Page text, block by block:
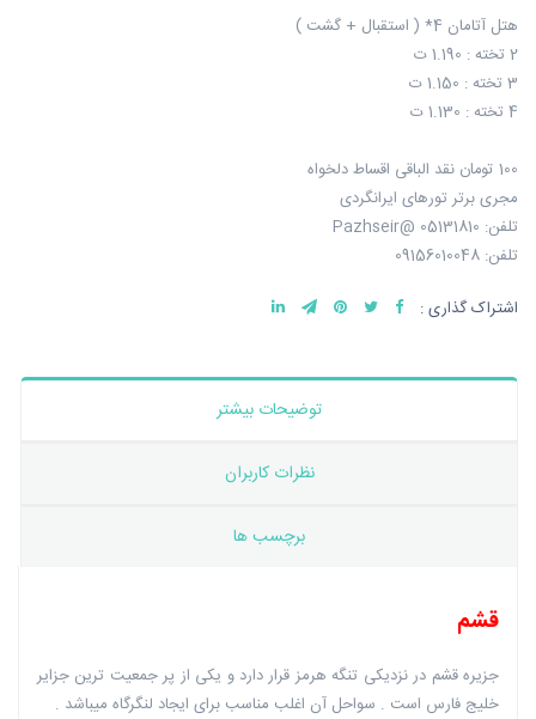
هتل آتامان 4* ( استقبال + گشت )
2 تخته : 1.190 ت
3 تخته : 1.150 ت
4 تخته : 1.130 ت
100 تومان نقد الباقی اقساط دلخواه
مجری برتر تورهای ایرانگردی
تلفن: 05131810 @Pazhseir
تلفن: 09156010048
اشتراک گذاری :
توضیحات بیشتر
نظرات کاربران
برچسب ها
قشم
جزیره قشم در نزدیکی تنگه هرمز قرار دارد و یکی از پر جمعیت ترین جزایر
خلیج فارس است . سواحل آن اغلب مناسب برای ایجاد لنگرگاه میباشد .